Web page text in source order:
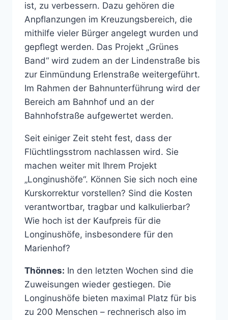
ist, zu verbessern. Dazu gehören die
Anpflanzungen im Kreuzungsbereich, die
mithilfe vieler Bürger angelegt wurden und
gepflegt werden. Das Projekt „Grünes
Band“ wird zudem an der Lindenstraße bis
zur Einmündung Erlenstraße weitergeführt.
Im Rahmen der Bahnunterführung wird der
Bereich am Bahnhof und an der
Bahnhofstraße aufgewertet werden.
Seit einiger Zeit steht fest, dass der
Flüchtlingsstrom nachlassen wird. Sie
machen weiter mit Ihrem Projekt
„Longinushöfe“. Können Sie sich noch eine
Kurskorrektur vorstellen? Sind die Kosten
verantwortbar, tragbar und kalkulierbar?
Wie hoch ist der Kaufpreis für die
Longinushöfe, insbesondere für den
Marienhof?
Thönnes: In den letzten Wochen sind die
Zuweisungen wieder gestiegen. Die
Longinushöfe bieten maximal Platz für bis
zu 200 Menschen – rechnerisch also im